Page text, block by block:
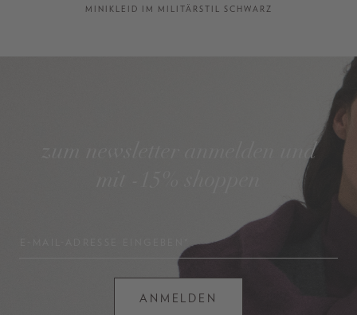
MINIKLEID IM MILITÄRSTIL SCHWARZ
zum newsletter anmelden und
ANMELDEN